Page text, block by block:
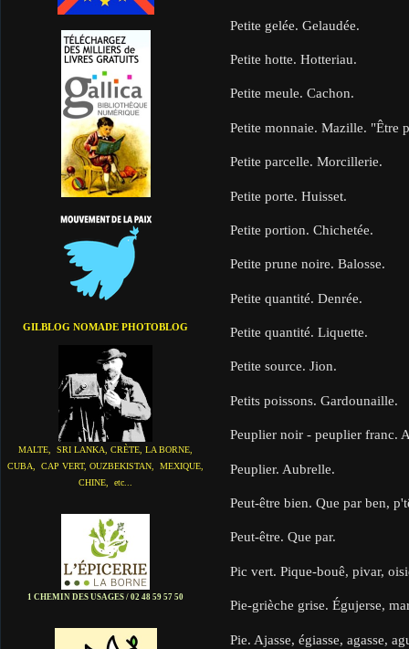
GILBLOG NOMADE PHOTOBLOG
MALTE, SRI LANKA, CRÈTE, LA BORNE,
CUBA, CAP VERT, OUZBEKISTAN, MEXIQUE,
CHINE, etc...
1 CHEMIN DES USAGES / 02 48 59 57 50
Petite gelée. Gelaudée.
Petite hotte. Hotteriau.
Petite meule. Cachon.
Petite monnaie. Mazille. "Être
Petite parcelle. Morcillerie.
Petite porte. Huisset.
Petite portion. Chichetée.
Petite prune noire. Balosse.
Petite quantité. Denrée.
Petite quantité. Liquette.
Petite source. Jion.
Petits poissons. Gardounaille.
Peuplier noir - peuplier franc.
Peuplier. Aubrelle.
Peut-être bien. Que par ben,
Peut-être. Que par.
Pic vert. Pique-bouê, pivar,
Pie-grièche grise. Égujerse,
Pie. Ajasse, égiasse, agasse,